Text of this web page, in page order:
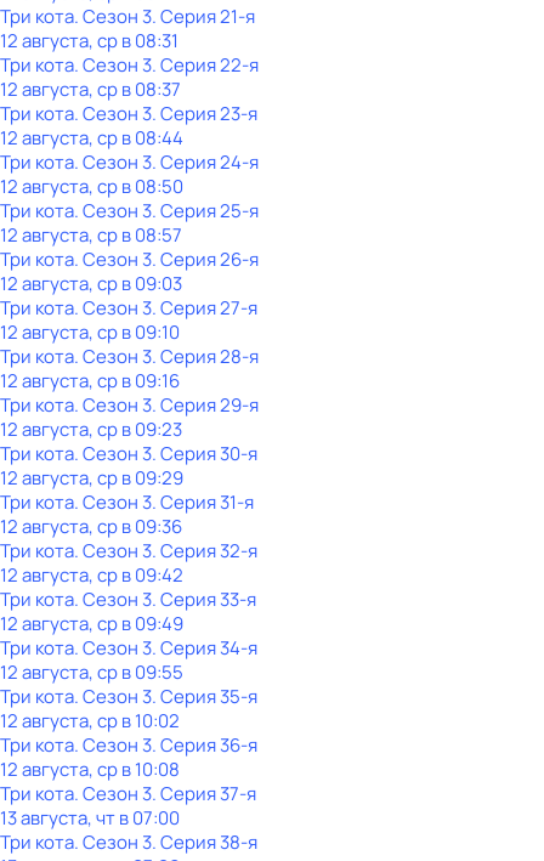
Три кота. Сезон 3. Серия 21-я
12 августа, ср в 08:31
Три кота. Сезон 3. Серия 22-я
12 августа, ср в 08:37
Три кота. Сезон 3. Серия 23-я
12 августа, ср в 08:44
Три кота. Сезон 3. Серия 24-я
12 августа, ср в 08:50
Три кота. Сезон 3. Серия 25-я
12 августа, ср в 08:57
Три кота. Сезон 3. Серия 26-я
12 августа, ср в 09:03
Три кота. Сезон 3. Серия 27-я
12 августа, ср в 09:10
Три кота. Сезон 3. Серия 28-я
12 августа, ср в 09:16
Три кота. Сезон 3. Серия 29-я
12 августа, ср в 09:23
Три кота. Сезон 3. Серия 30-я
12 августа, ср в 09:29
Три кота. Сезон 3. Серия 31-я
12 августа, ср в 09:36
Три кота. Сезон 3. Серия 32-я
12 августа, ср в 09:42
Три кота. Сезон 3. Серия 33-я
12 августа, ср в 09:49
Три кота. Сезон 3. Серия 34-я
12 августа, ср в 09:55
Три кота. Сезон 3. Серия 35-я
12 августа, ср в 10:02
Три кота. Сезон 3. Серия 36-я
12 августа, ср в 10:08
Три кота. Сезон 3. Серия 37-я
13 августа, чт в 07:00
Три кота. Сезон 3. Серия 38-я